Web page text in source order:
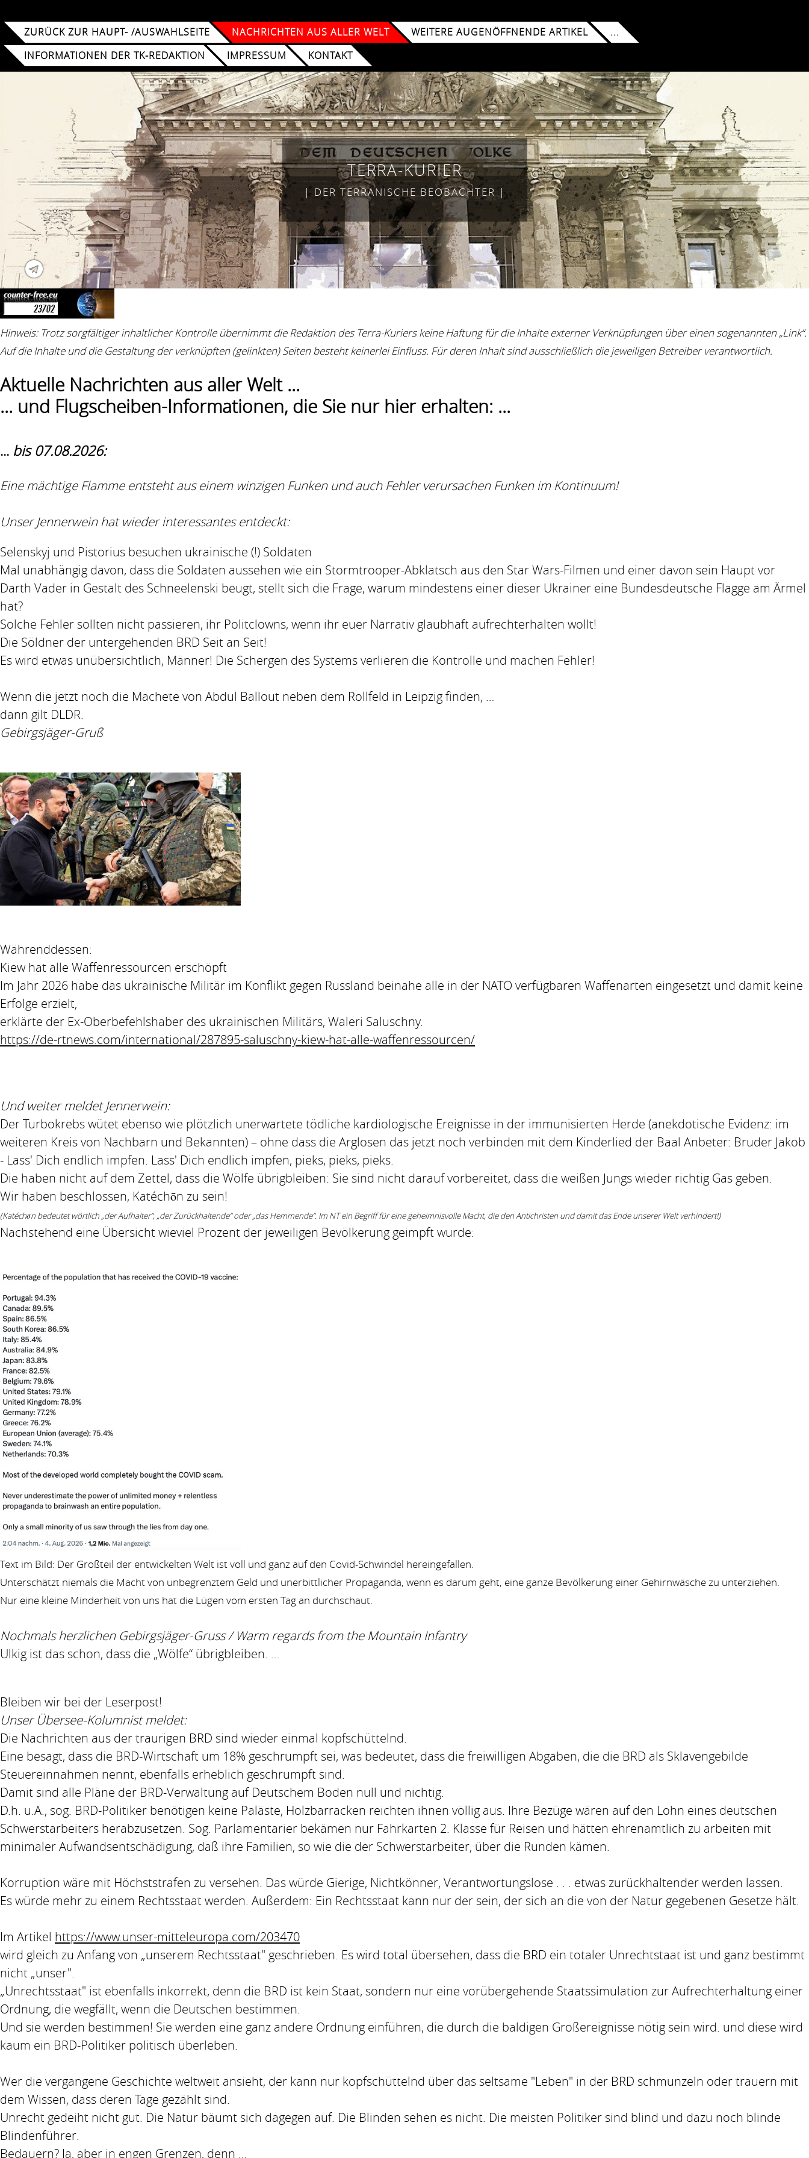
ZURÜCK ZUR HAUPT- /AUSWAHLSEITE NACHRICHTEN AUS ALLER WELT WEITERE AUGENÖFFNENDE ARTIKEL
...
INFORMATIONEN DER TK-REDAKTION
IMPRESSUM KONTAKT
TERRA-KURIER
| DER TERRANISCHE BEOBACHTER |
Hinweis: Trotz sorgfältiger inhaltlicher Kontrolle übernimmt die Redaktion des Terra-Kuriers keine Haftung für die Inhalte externer Verknüpfungen über einen sogenannten „Link“.
Auf die Inhalte und die Gestaltung der verknüpften (gelinkten) Seiten besteht keinerlei Einfluss. Für deren Inhalt sind ausschließlich die jeweiligen Betreiber verantwortlich.
Aktuelle Nachrichten aus aller Welt ...
... und Flugscheiben-Informationen, die Sie nur hier erhalten: ...
... bis 07.08.2026:
Eine mächtige Flamme entsteht aus einem winzigen Funken und auch Fehler verursachen Funken im Kontinuum!
Unser Jennerwein hat wieder interessantes entdeckt:
Selenskyj und Pistorius besuchen ukrainische (!) Soldaten
Mal unabhängig davon, dass die Soldaten aussehen wie ein Stormtrooper-Abklatsch aus den Star Wars-Filmen und einer davon sein Haupt vor
Darth Vader in Gestalt des Schneelenski beugt, stellt sich die Frage, warum mindestens einer dieser Ukrainer eine Bundesdeutsche Flagge am Ärmel
hat?
Solche Fehler sollten nicht passieren, ihr Politclowns, wenn ihr euer Narrativ glaubhaft aufrechterhalten wollt!
Die Söldner der untergehenden BRD Seit an Seit!
Es wird etwas unübersichtlich, Männer! Die Schergen des Systems verlieren die Kontrolle und machen Fehler!
Wenn die jetzt noch die Machete von Abdul Ballout neben dem Rollfeld in Leipzig finden, …
dann gilt DLDR.
Gebirgsjäger-Gruß
Währenddessen:
Kiew hat alle Waffenressourcen erschöpft
Im Jahr 2026 habe das ukrainische Militär im Konflikt gegen Russland beinahe alle in der NATO verfügbaren Waffenarten eingesetzt und damit keine
Erfolge erzielt,
erklärte der Ex-Oberbefehlshaber des ukrainischen Militärs, Waleri Saluschny.
https://de-rtnews.com/international/287895-saluschny-kiew-hat-alle-waffenressourcen/
Und weiter meldet Jennerwein:
Der Turbokrebs wütet ebenso wie plötzlich unerwartete tödliche kardiologische Ereignisse in der immunisierten Herde (anekdotische Evidenz: im
weiteren Kreis von Nachbarn und Bekannten) – ohne dass die Arglosen das jetzt noch verbinden mit dem Kinderlied der Baal Anbeter: Bruder Jakob
- Lass' Dich endlich impfen. Lass' Dich endlich impfen, pieks, pieks, pieks.
Die haben nicht auf dem Zettel, dass die Wölfe übrigbleiben: Sie sind nicht darauf vorbereitet, dass die weißen Jungs wieder richtig Gas geben.
Wir haben beschlossen, Katéchōn zu sein!
(Katéchōn bedeutet wörtlich „der Aufhalter“, „der Zurückhaltende“ oder „das Hemmende“. Im NT ein Begriff für eine geheimnisvolle Macht, die den Antichristen und damit das Ende unserer Welt verhindert!)
Nachstehend eine Übersicht wieviel Prozent der jeweiligen Bevölkerung geimpft wurde:
Text im Bild: Der Großteil der entwickelten Welt ist voll und ganz auf den Covid-Schwindel hereingefallen.
Unterschätzt niemals die Macht von unbegrenztem Geld und unerbittlicher Propaganda, wenn es darum geht, eine ganze Bevölkerung einer Gehirnwäsche zu unterziehen.
Nur eine kleine Minderheit von uns hat die Lügen vom ersten Tag an durchschaut.
Nochmals herzlichen Gebirgsjäger-Gruss / Warm regards from the Mountain Infantry
Ulkig ist das schon, dass die „Wölfe“ übrigbleiben. …
Bleiben wir bei der Leserpost!
Unser Übersee-Kolumnist meldet:
Die Nachrichten aus der traurigen BRD sind wieder einmal kopfschüttelnd.
Eine besagt, dass die BRD-Wirtschaft um 18% geschrumpft sei, was bedeutet, dass die freiwilligen Abgaben, die die BRD als Sklavengebilde
Steuereinnahmen nennt, ebenfalls erheblich geschrumpft sind.
Damit sind alle Pläne der BRD-Verwaltung auf Deutschem Boden null und nichtig.
D.h. u.A., sog. BRD-Politiker benötigen keine Paläste, Holzbarracken reichten ihnen völlig aus. Ihre Bezüge wären auf den Lohn eines deutschen
Schwerstarbeiters herabzusetzen. Sog. Parlamentarier bekämen nur Fahrkarten 2. Klasse für Reisen und hätten ehrenamtlich zu arbeiten mit
minimaler Aufwandsentschädigung, daß ihre Familien, so wie die der Schwerstarbeiter, über die Runden kämen.
Korruption wäre mit Höchststrafen zu versehen. Das würde Gierige, Nichtkönner, Verantwortungslose . . . etwas zurückhaltender werden lassen.
Es würde mehr zu einem Rechtsstaat werden. Außerdem: Ein Rechtsstaat kann nur der sein, der sich an die von der Natur gegebenen Gesetze hält.
Im Artikel https://www.unser-mitteleuropa.com/203470
wird gleich zu Anfang von „unserem Rechtsstaat" geschrieben. Es wird total übersehen, dass die BRD ein totaler Unrechtstaat ist und ganz bestimmt
nicht „unser".
„Unrechtsstaat" ist ebenfalls inkorrekt, denn die BRD ist kein Staat, sondern nur eine vorübergehende Staatssimulation zur Aufrechterhaltung einer
Ordnung, die wegfällt, wenn die Deutschen bestimmen.
Und sie werden bestimmen! Sie werden eine ganz andere Ordnung einführen, die durch die baldigen Großereignisse nötig sein wird. und diese wird
kaum ein BRD-Politiker politisch überleben.
Wer die vergangene Geschichte weltweit ansieht, der kann nur kopfschüttelnd über das seltsame "Leben" in der BRD schmunzeln oder trauern mit
dem Wissen, dass deren Tage gezählt sind.
Unrecht gedeiht nicht gut. Die Natur bäumt sich dagegen auf. Die Blinden sehen es nicht. Die meisten Politiker sind blind und dazu noch blinde
Blindenführer.
Bedauern? Ja, aber in engen Grenzen, denn …